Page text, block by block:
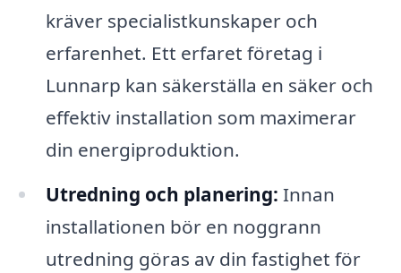
kräver specialistkunskaper och
erfarenhet. Ett erfaret företag i
Lunnarp kan säkerställa en säker och
effektiv installation som maximerar
din energiproduktion.
Utredning och planering: Innan
installationen bör en noggrann
utredning göras av din fastighet för